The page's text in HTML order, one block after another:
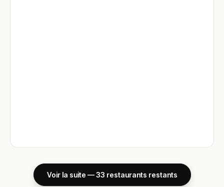
Voir la suite — 33 restaurants restants